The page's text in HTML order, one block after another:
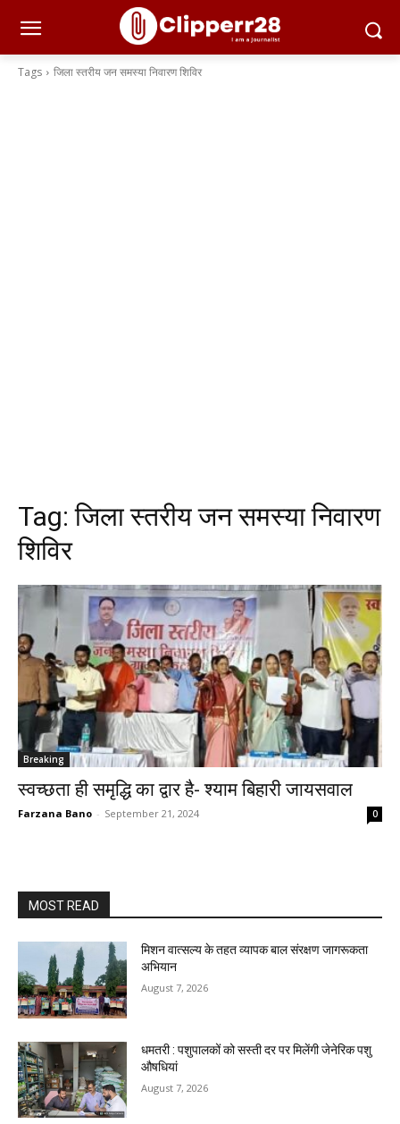
Tags जिला स्तरीय जन समस्या निवारण शिविर
Tag:जिला स्तरीय जन समस्या निवारण
शिविर
Breaking
स्वच्छता ही समृद्धि का द्वार है- श्याम बिहारी जायसवाल
Farzana Bano - September 21, 2024 0
MOST READ
मिशन वात्सल्य के तहत व्यापक बाल संरक्षण जागरूकता
अभियान
August 7, 2026
धमतरी : पशुपालकों को सस्ती दर पर मिलेंगी जेनेरिक पशु
औषधियां
August 7, 2026